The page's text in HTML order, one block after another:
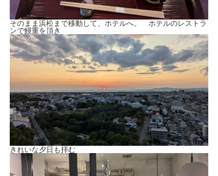
そのまま浜松まで移動して、ホテルへ。 ホテルのレストラ
ンで鰻重を頂き
きれいな夕日も拝む